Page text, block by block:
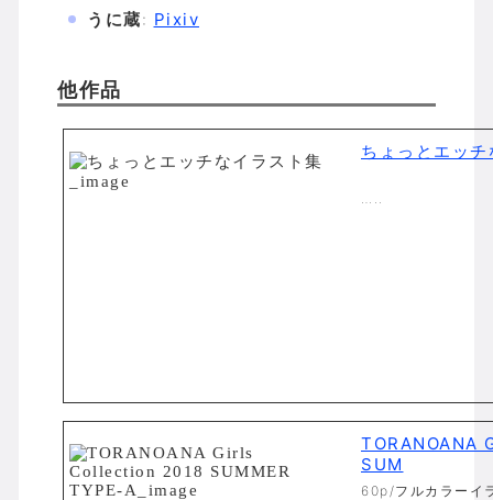
うに蔵: Pixiv
他作品
ちょっとエッ
…..
SUM
60p/フルカラーイ